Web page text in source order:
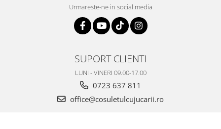
Urmareste-ne in social media
SUPORT CLIENTI
LUNI - VINERI 09.00-17.00
0723 637 811
office@cosuletulcujucarii.ro